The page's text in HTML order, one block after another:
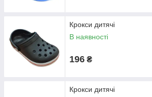
Крокси дитячі
В наявності
196 ₴
Крокси дитячі